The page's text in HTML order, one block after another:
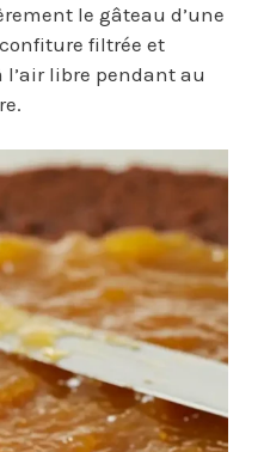
le gâteau d’une
filtrée et
l’air libre pendant au